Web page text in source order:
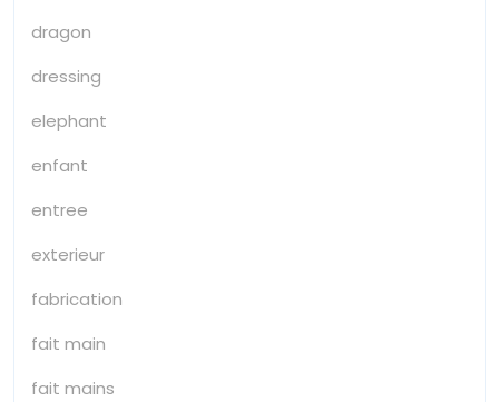
dragon
dressing
elephant
enfant
entree
exterieur
fabrication
fait main
fait mains